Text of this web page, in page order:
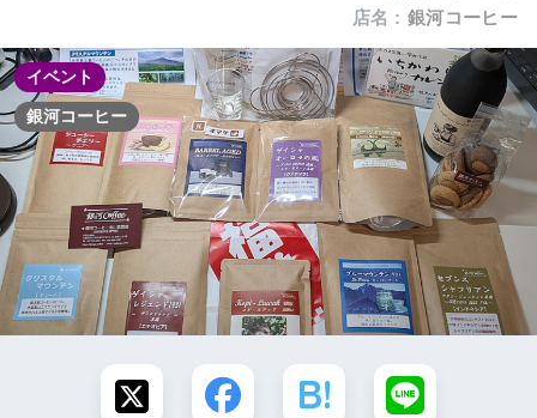
店名 : 銀河コーヒー
イベント
銀河コーヒー